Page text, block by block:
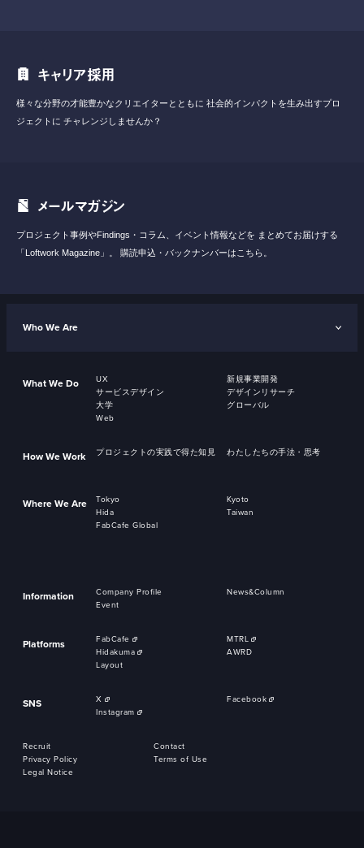
キャリア採用
様々な分野の才能豊かなクリエイターとともに 社会的インパクトを生み出すプロ
ジェクトに チャレンジしませんか？
メールマガジン
プロジェクト事例やFindings・コラム、イベント情報などを まとめてお届けする
「Loftwork Magazine」。
購読申込・バックナンバーはこちら。
Who We Are
What We Do UX
新規事業開発
サービスデザイン
デザインリサーチ
大学
グローバル
Web
How We Work プロジェクトの実践で得た知見 わたしたちの手法・思考
Where We Are Tokyo
Kyoto
Hida
Taiwan
FabCafe Global
Information Company Profile
News&Column
Event
Platforms FabCafe
MTRL
Hidakuma
AWRD
Layout
SNS X
Facebook
Instagram
Recruit
Contact
Privacy Policy
Terms of Use
Legal Notice